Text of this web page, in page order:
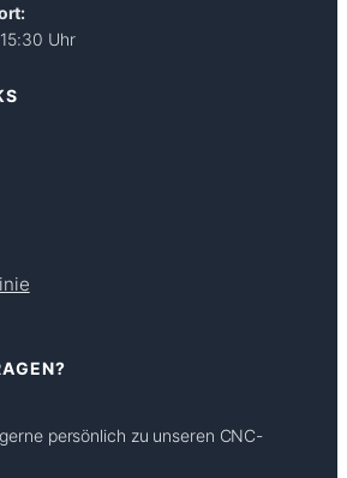
Uhr
persönlich zu unseren CNC-